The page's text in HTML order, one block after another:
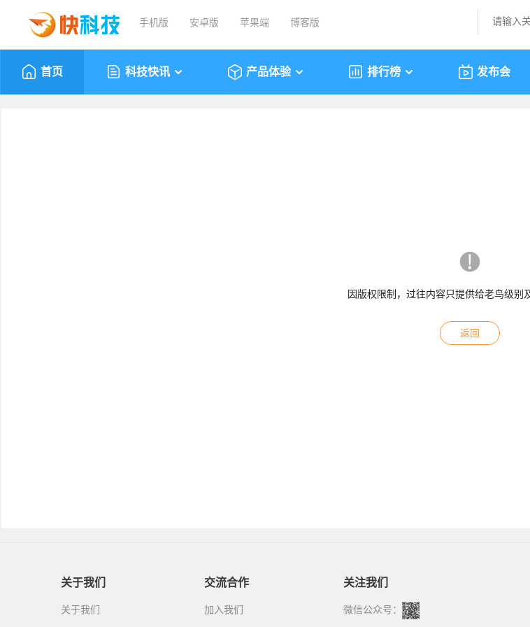
手机版 安卓版 苹果端 博客版
首页 科技快讯 产品体验 排行榜 发布会
因版权限制，过往内容只提供给老鸟级别
返回
关于我们
关于我们
交流合作
加入我们
关注我们
微信公众号：